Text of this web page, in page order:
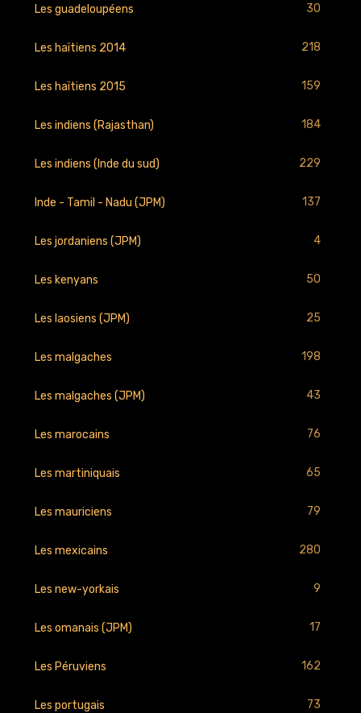
Les guadeloupéens 30
Les haïtiens 2014 218
Les haïtiens 2015 159
Les indiens (Rajasthan) 184
Les indiens (Inde du sud) 229
Inde - Tamil - Nadu (JPM) 137
Les jordaniens (JPM) 4
Les kenyans 50
Les laosiens (JPM) 25
Les malgaches 198
Les malgaches (JPM) 43
Les marocains 76
Les martiniquais 65
Les mauriciens 79
Les mexicains 280
Les new-yorkais 9
Les omanais (JPM) 17
Les Péruviens 162
Les portugais 73